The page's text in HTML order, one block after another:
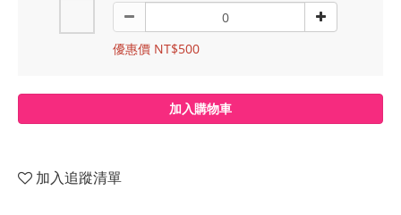
優惠價 NT$500
加入購物車
加入追蹤清單